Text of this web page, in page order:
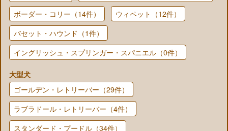
ボーダー・コリー（14件）
ウィペット（12件）
バセット・ハウンド（1件）
イングリッシュ・スプリンガー・スパニエル（0件）
大型犬
ゴールデン・レトリーバー（29件）
ラブラドール・レトリーバー（4件）
スタンダード・プードル（34件）